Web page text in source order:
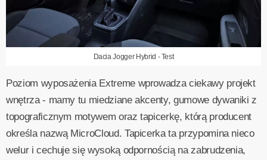
Dacia Jogger Hybrid - Test
Poziom wyposażenia Extreme wprowadza ciekawy projekt
wnętrza - mamy tu miedziane akcenty, gumowe dywaniki z
topograficznym motywem oraz tapicerkę, którą producent
określa nazwą MicroCloud. Tapicerka ta przypomina nieco
welur i cechuje się wysoką odpornością na zabrudzenia,